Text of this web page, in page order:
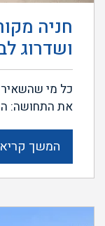
חניה
ושדרוג
כל מי שהשאיר
את התחושה:
המשך